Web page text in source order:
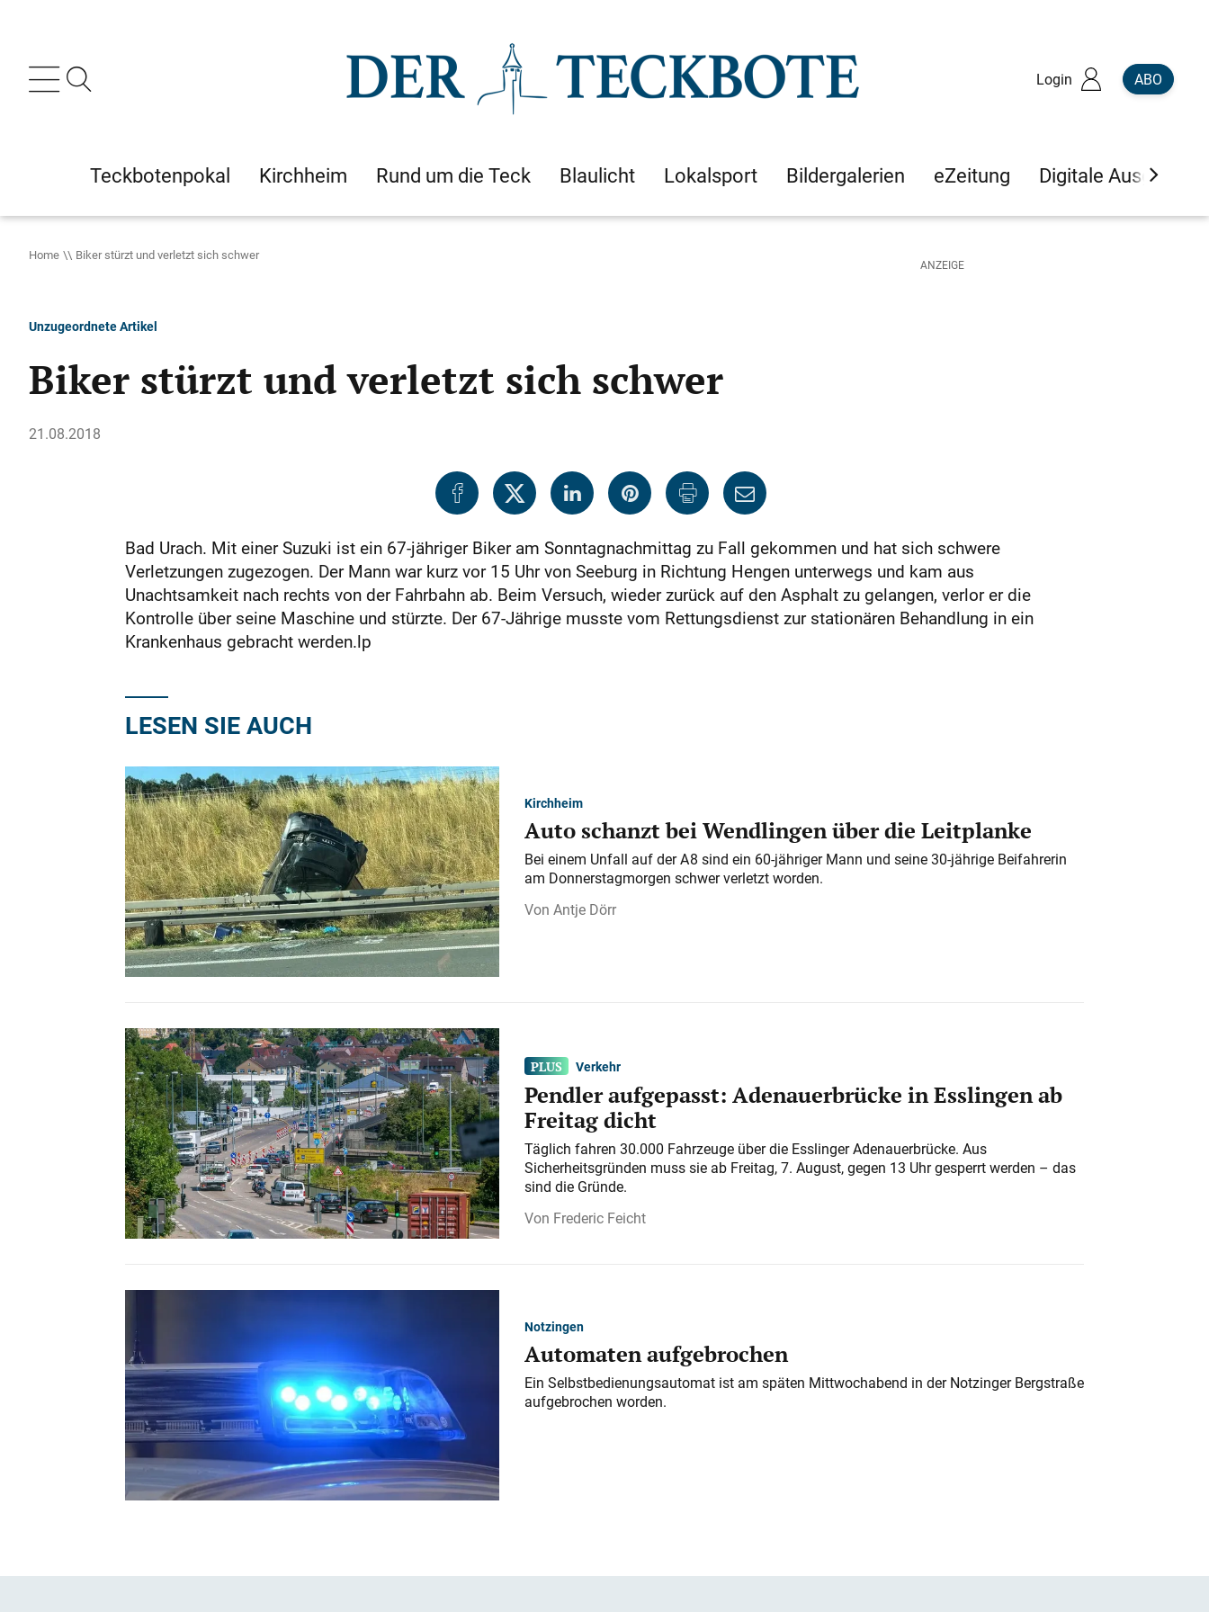
Login ABO
Teckbotenpokal Kirchheim Rund um die Teck Blaulicht Lokalsport Bildergalerien eZeitung Digitale Ausgaben
Home Biker stürzt und verletzt sich schwer
Unzugeordnete Artikel
Biker stürzt und verletzt sich schwer
21.08.2018
Bad Urach. Mit einer Suzuki ist ein 67-jähriger Biker am Sonntagnachmittag zu Fall gekommen und hat sich schwere
Verletzungen zugezogen. Der Mann war kurz vor 15 Uhr von Seeburg in Richtung Hengen unterwegs und kam aus
Unachtsamkeit nach rechts von der Fahrbahn ab. Beim Versuch, wieder zurück auf den Asphalt zu gelangen, verlor er die
Kontrolle über seine Maschine und stürzte. Der 67-Jährige musste vom Rettungsdienst zur stationären Behandlung in ein
Krankenhaus gebracht werden.lp
LESEN SIE AUCH
Kirchheim
Auto schanzt bei Wendlingen über die Leitplanke
Bei einem Unfall auf der A 8 sind ein 60-jähriger Mann und seine 30-jährige Beifahrerin
am Donnerstagmorgen schwer verletzt worden.
Antje Dörr
Verkehr
Pendler aufgepasst: Adenauerbrücke in Esslingen ab
Freitag dicht
Täglich fahren 30.000 Fahrzeuge über die Esslinger Adenauerbrücke. Aus
Sicherheitsgründen muss sie ab Freitag, 7. August, gegen 13 Uhr gesperrt werden – das
sind die Gründe.
Frederic Feicht
Notzingen
Automaten aufgebrochen
Ein Selbstbedienungsautomat ist am späten Mittwochabend in der Notzinger Bergstraße
aufgebrochen worden.